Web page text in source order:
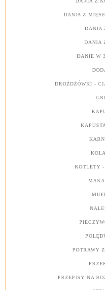
DANIA Z
DANIA
DANIA
DANIE W
DROŻDŻÓWKI -
KOTLETY
POTRAWY
PRZEPISY NA